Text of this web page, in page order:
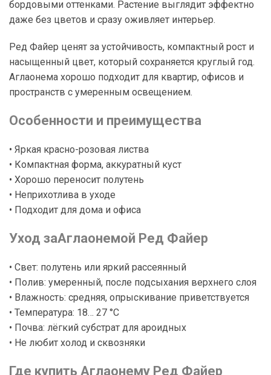
бордовыми оттенками. Растение выглядит эффектно
даже без цветов и сразу оживляет интерьер.
Ред Файер ценят за устойчивость, компактный рост и
насыщенный цвет, который сохраняется круглый год.
Аглаонема хорошо подходит для квартир, офисов и
пространств с умеренным освещением.
Особенности и преимущества
• Яркая красно-розовая листва
• Компактная форма, аккуратный куст
• Хорошо переносит полутень
• Неприхотлива в уходе
• Подходит для дома и офиса
Уход заАглаонемой Ред Файер
• Свет: полутень или яркий рассеянный
• Полив: умеренный, после подсыхания верхнего слоя
• Влажность: средняя, опрыскивание приветствуется
• Температура: 18… 27 °C
• Почва: лёгкий субстрат для ароидных
• Не любит холод и сквозняки
Где купить Аглаонему Ред Файер